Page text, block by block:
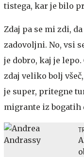
tistega, kar je bilo
Zdaj pa se mi zdi,
zadovoljni. No, vsi
je dobro, kaj je
zdaj veliko bolj
je super, pritegne
migrante iz bogatih